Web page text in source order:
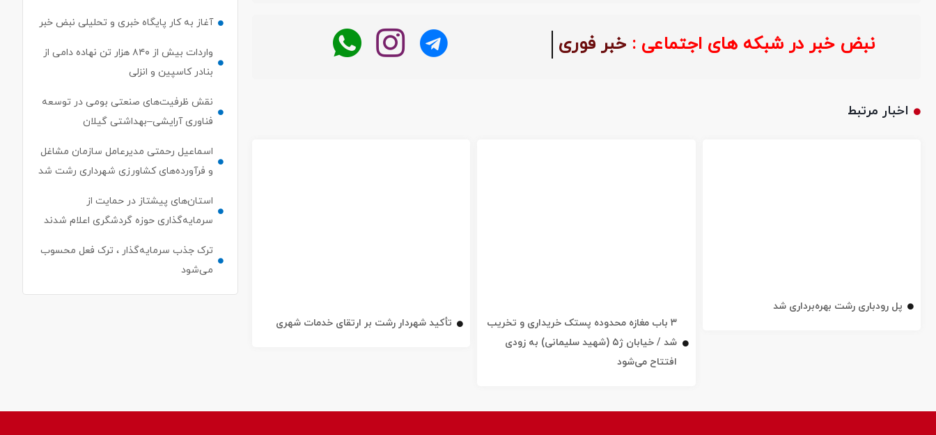
نبض خبر در شبکه های اجتماعی : خبر فوری
اخبار مرتبط
پل رودباری رشت بهره‌برداری شد
۳ باب مغازه محدوده پستک خریداری و تخریب
شد / خیابان ژ۵ (شهید سلیمانی) به زودی
افتتاح می‌شود
تأکید شهردار رشت بر ارتقای خدمات شهری
آغاز به کار پایگاه خبری و تحلیلی نبض خبر
واردات بیش از ۸۴۰ هزار تن نهاده دامی از
بنادر كاسپین و انزلی
نقش ظرفیت‌های صنعتی بومی در توسعه
فناوری آرایشی–بهداشتی گیلان
اسماعیل رحمتی مدیرعامل سازمان مشاغل
و فرآورده‌های کشاورزی شهرداری رشت شد
استان‌های پیشتاز در حمایت از
سرمایه‌گذاری حوزه گردشگری اعلام شدند
ترک جذب سرمایه‌گذار ، ترک فعل محسوب
می‌شود